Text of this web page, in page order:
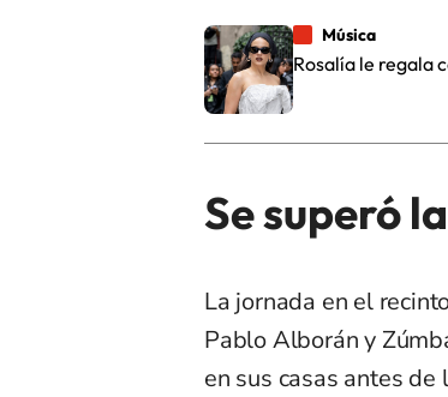
Música
Rosalía le regala
Se superó
La jornada en el
Pablo Alborán y
en sus casas antes de